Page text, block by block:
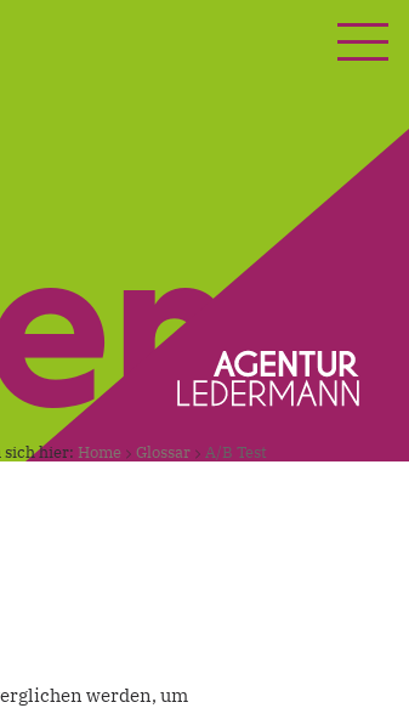
sich hier: Home Glossar A/B Test
werden, um